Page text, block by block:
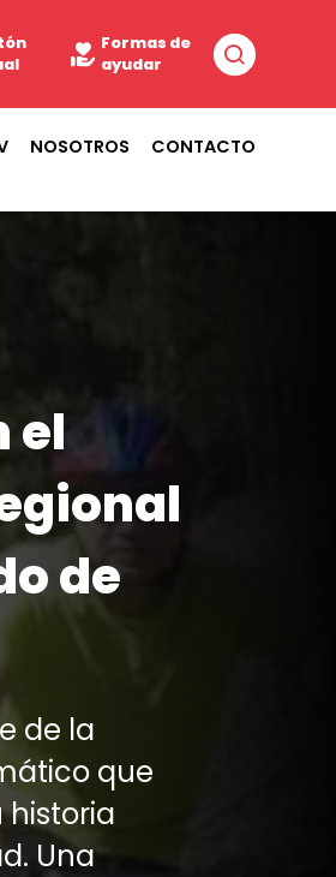
Formas de
ayudar
NOSOTROS CONTACTO
el
de
de la
que
Una